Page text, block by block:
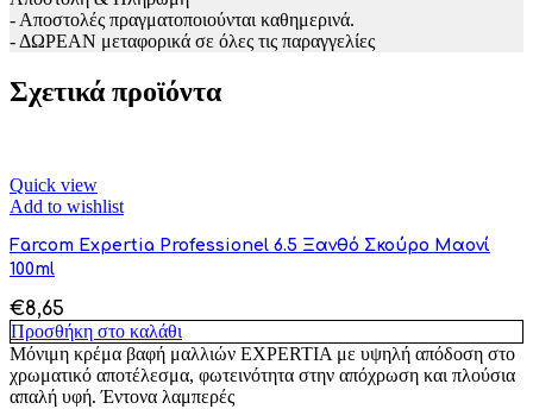
- Αποστολές πραγματοποιούνται καθημερινά.
- ΔΩΡΕΑΝ μεταφορικά σε όλες τις παραγγελίες
Σχετικά προϊόντα
Quick view
Add to wishlist
Farcom Expertia Professionel 6.5 Ξανθό Σκούρο Μαονί
100ml
€8,65
Προσθήκη στο καλάθι
Μόνιμη κρέμα βαφή μαλλιών EXPERTIA με υψηλή απόδοση στο
χρωματικό αποτέλεσμα, φωτεινότητα στην απόχρωση και πλούσια
απαλή υφή. Έντονα λαμπερές